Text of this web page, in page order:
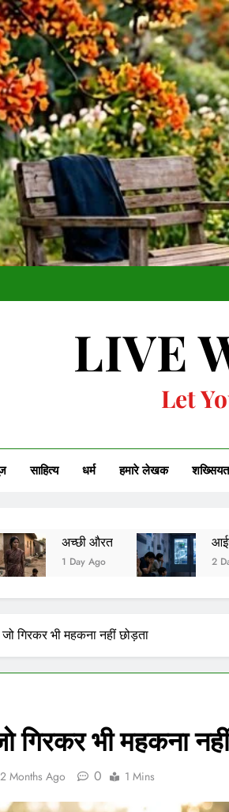
LIVE
Let
साहित्य धर्म हमारे लेखक शख्सियत
औरत
Ago
आईसीयू का बंद
2 Days Ago
गिरकर भी महकना नहीं छोड़ता
गिरकर भी महकना
2 Months Ago 0 1 Mins